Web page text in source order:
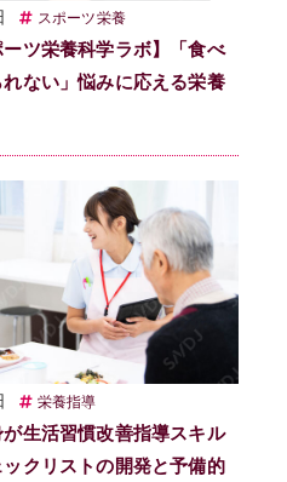
スポーツ栄養
ーツ栄養科学ラボ】「食べ
ない」悩みに応える栄養
栄養指導
生活習慣改善指導スキル
クリストの開発と予備的